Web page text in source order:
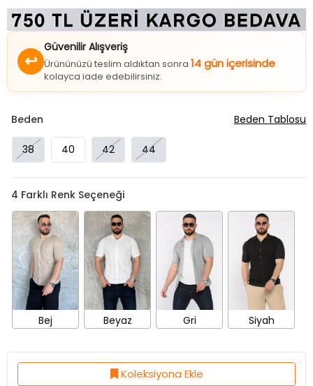
↩
Güvenilir Alışveriş
Ürününüzü teslim aldıktan sonra 14 gün içerisinde
kolayca iade edebilirsiniz.
Beden
38 40 42 44
Beden Tablosu
4 Farklı Renk Seçeneği
Bej Beyaz Gri Siyah
Koleksiyona Ekle